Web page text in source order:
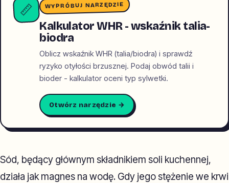
📏 WYPRÓBUJ NARZĘDZIE
Kalkulator WHR - wskaźnik talia-
biodra
Oblicz wskaźnik WHR (talia/biodra) i sprawdź
ryzyko otyłości brzusznej. Podaj obwód talii i
bioder - kalkulator oceni typ sylwetki.
Otwórz narzędzie →
Sód, będący głównym składnikiem soli kuchennej,
działa jak magnes na wodę. Gdy jego stężenie we krwi